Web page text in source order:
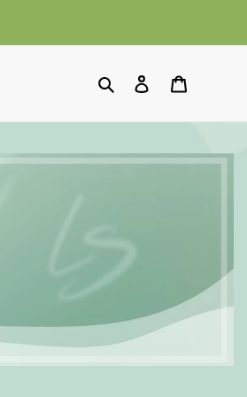
SuchenEinloggen